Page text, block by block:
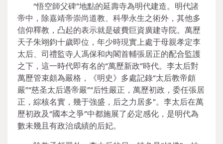
“悟空師父碑”地點的延壽寺為明代建造。明代諸
帝中，除嘉靖帝崇尚道教、科學永生之術外，其他多
信仰釋教，凸起的表示就是破費巨資廣建寺院。萬歷
天子朱翊鈞十歲即位，年少時現實上處于母親孝定李
太后、司禮監寺人馮保和內閣首輔張居正的配合監護
之下，這一時代即有名的“萬歷新政”時代。李太后對
萬歷管束頗為嚴格，《明史》多處記錄“太后教帝頗
嚴”“慈圣太后遇帝嚴”“后性嚴正，萬歷初政，委任張居
正，綜核名實，幾于強盛，后之力居多”。李太后在萬
歷初政及“國本之爭”中都施展了必定感化，是明代為
數未幾且有政治成績的后妃。